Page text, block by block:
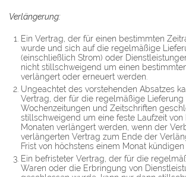
Verlängerung:
Ein Vertrag, der für einen bestimmten
wurde und sich auf die regelmäßige
(einschließlich Strom) oder
nicht stillschweigend um einen
verlängert oder erneuert werden.
Ungeachtet des vorstehenden Absatzes
Vertrag, der für die regelmäßige Lieferung
Wochenzeitungen und Zeitschriften
stillschweigend um eine feste Laufzeit von
Monaten verlängert werden, wenn der
verlängerten Vertrag zum Ende der
Frist von höchstens einem Monat kündigen
Ein befristeter Vertrag, der für die
Waren oder die Erbringung von